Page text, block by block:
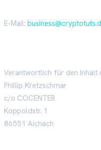
E-Mail:
Verantwortlich für den Inhalt
Phillip Kretzschmar
c/o COCENTER
Koppoldstr. 1
86551 Aichach